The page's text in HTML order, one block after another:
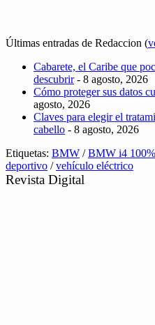
Últimas entradas de Redaccion (
Cabarete, el Caribe que
descubrir- 8 agosto, 2026
Cómo proteger sus datos
agosto, 2026
Claves para elegir el
cabello - 8 agosto, 2026
Etiquetas: BMW /BMW i4
deportivo /vehículo eléctrico
Revista Digital